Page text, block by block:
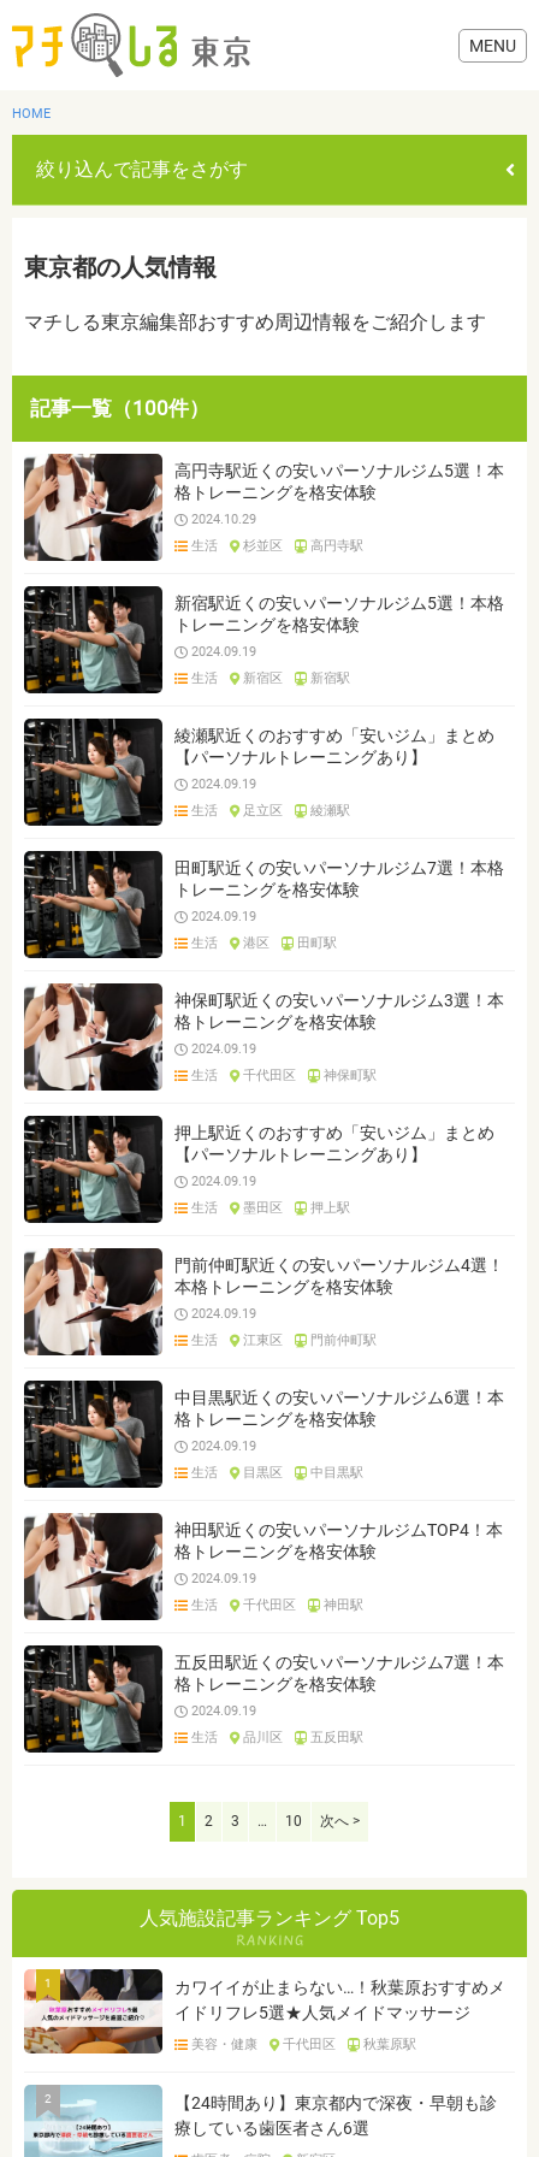
生活
HOME
絞り込んで記事をさがす
すべて グルメ 美容・健康 歯医者・病院 おでかけ
生活 お役立ち情報
クリア
東京都の人気情報
マチしる東京編集部おすすめ周辺情報をご紹介します
記事一覧（100件）
高円寺駅近くの安いパーソナルジム5選！本
格トレーニングを格安体験
2024.10.29
生活
杉並区 高円寺駅
新宿駅近くの安いパーソナルジム5選！本格
トレーニングを格安体験
2024.09.19
生活
新宿区 新宿駅
綾瀬駅近くのおすすめ「安いジム」まとめ
【パーソナルトレーニングあり】
2024.09.19
生活
足立区 綾瀬駅
田町駅近くの安いパーソナルジム7選！本格
トレーニングを格安体験
2024.09.19
生活
港区 田町駅
神保町駅近くの安いパーソナルジム3選！本
格トレーニングを格安体験
2024.09.19
生活
千代田区 神保町駅
押上駅近くのおすすめ「安いジム」まとめ
【パーソナルトレーニングあり】
2024.09.19
生活
墨田区 押上駅
門前仲町駅近くの安いパーソナルジム4選！
本格トレーニングを格安体験
2024.09.19
生活
江東区 門前仲町駅
中目黒駅近くの安いパーソナルジム6選！本
格トレーニングを格安体験
2024.09.19
生活
目黒区 中目黒駅
神田駅近くの安いパーソナルジムTOP4！本
格トレーニングを格安体験
2024.09.19
生活
千代田区 神田駅
五反田駅近くの安いパーソナルジム7選！本
格トレーニングを格安体験
2024.09.19
生活
品川区 五反田駅
1 2 3 … 10 次へ >
人気施設記事ランキング Top5
1
カワイイが止まらない…！秋葉原おすすめメ
イドリフレ5選★人気メイドマッサージ
美容・健康 千代田区 秋葉原駅
2
【24時間あり】東京都内で深夜・早朝も診
療している歯医者さん6選